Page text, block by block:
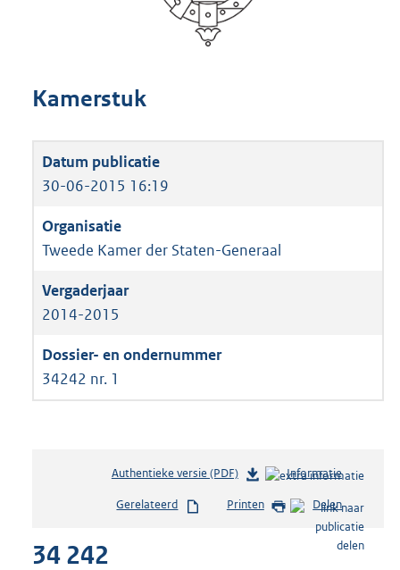
Kamerstuk
30-06-2015 16:19
Tweede Kamer der Staten-Generaal
2014-2015
34242 nr. 1
Authentieke versie (PDF)b
s
Informatie
Gerelateerd Printen Delen
34 242